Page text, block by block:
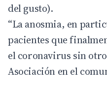
del gusto).
“La anosmia, en
pacientes que
el coronavirus sin
Asociación en el